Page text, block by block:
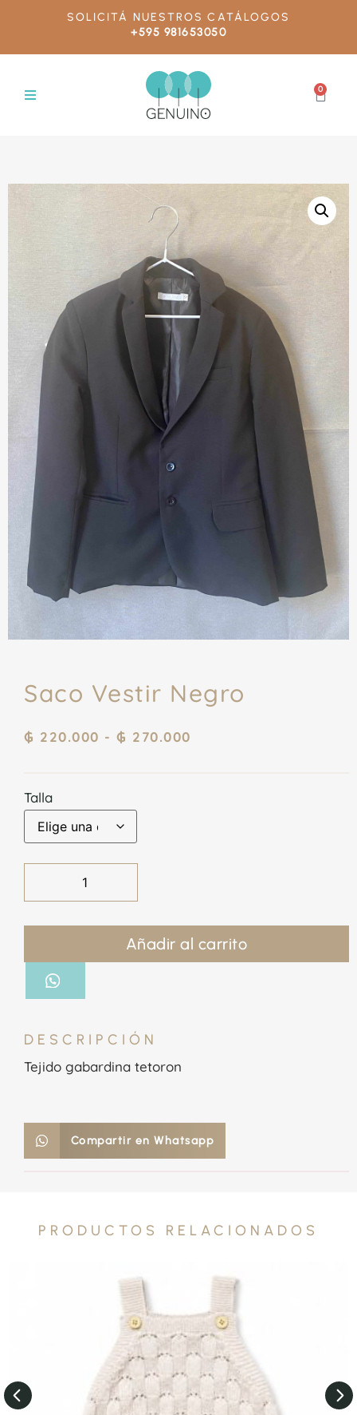
SOLICITÁ NUESTROS CATÁLOGOS
+595 981653050
0
Saco Vestir Negro
₲ 220.000 - ₲ 270.000
Talla
Añadir al carrito
DESCRIPCIÓN
Tejido gabardina tetoron
Compartir en Whatsapp
PRODUCTOS RELACIONADOS